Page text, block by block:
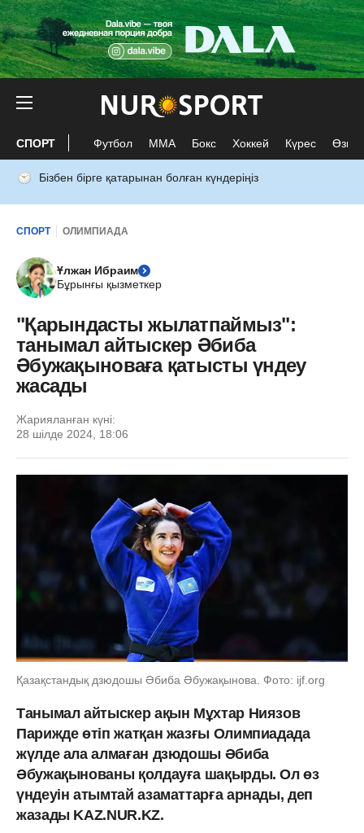
СПОРТ Футбол ММА Бокс Хоккей Күрес Өзге
Бізбен бірге қатарынан болған күндеріңіз
СПОРТ ОЛИМПИАДА
Ұлжан Ибраим
Бұрынғы қызметкер
"Қарындасты жылатпаймыз":
танымал айтыскер Әбиба
Әбужақыноваға қатысты үндеу
жасады
Жарияланған күні:
28 шілде 2024, 18:06
Қазақстандық дзюдошы Әбиба Әбужақынова. Фото: ijf.org
Танымал айтыскер ақын Мұхтар Ниязов
Парижде өтіп жатқан жазғы Олимпиадада
жүлде ала алмаған дзюдошы Әбиба
Әбужақынованы қолдауға шақырды. Ол өз
үндеуін атымтай азаматтарға арнады, деп
жазады KAZ.NUR.KZ.